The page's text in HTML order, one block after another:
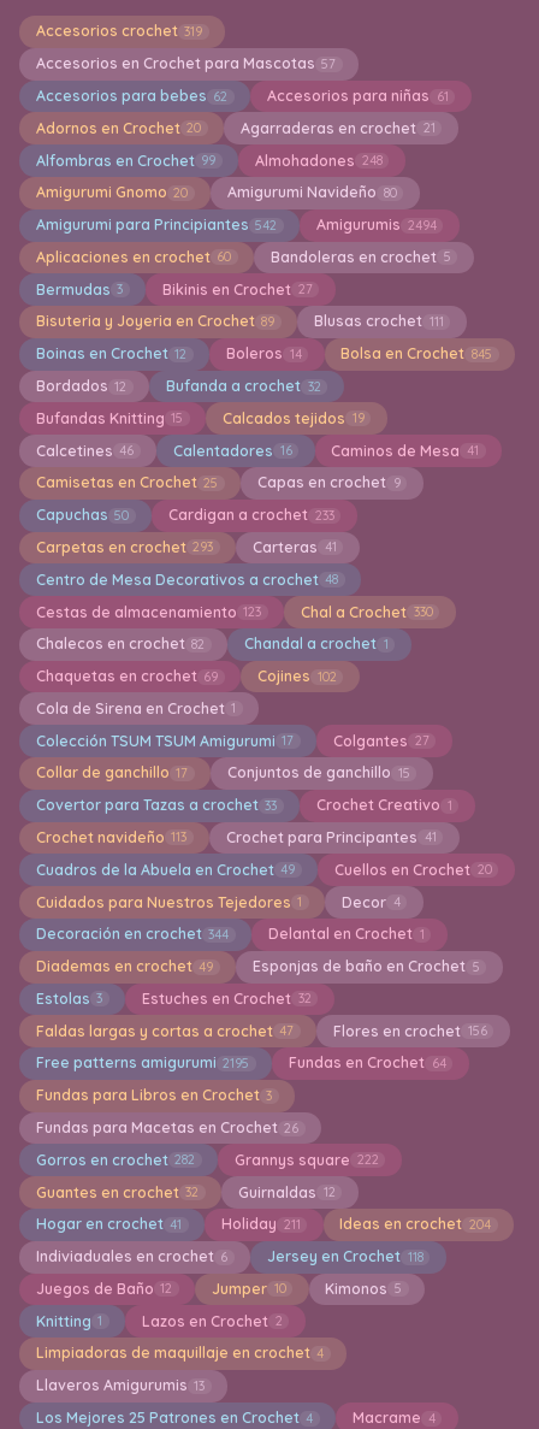
Accesorios crochet 319
Accesorios en Crochet para Mascotas 57
Accesorios para bebes 62 Accesorios para niñas 61
Adornos en Crochet 20 Agarraderas en crochet 21
Alfombras en Crochet 99 Almohadones 248
Amigurumi Gnomo 20 Amigurumi Navideño 80
Amigurumi para Principiantes 542 Amigurumis 2494
Aplicaciones en crochet 60 Bandoleras en crochet 5
Bermudas 3 Bikinis en Crochet 27
Bisuteria y Joyeria en Crochet 89 Blusas crochet 111
Boinas en Crochet 12 Boleros 14 Bolsa en Crochet 845
Bordados 12 Bufanda a crochet 32
Bufandas Knitting 15 Calcados tejidos 19
Calcetines 46 Calentadores 16 Caminos de Mesa 41
Camisetas en Crochet 25 Capas en crochet 9
Capuchas 50 Cardigan a crochet 233
Carpetas en crochet 293 Carteras 41
Centro de Mesa Decorativos a crochet 48
Cestas de almacenamiento 123 Chal a Crochet 330
Chalecos en crochet 82 Chandal a crochet 1
Chaquetas en crochet 69 Cojines 102
Cola de Sirena en Crochet 1
Colección TSUM TSUM Amigurumi 17 Colgantes 27
Collar de ganchillo 17 Conjuntos de ganchillo 15
Covertor para Tazas a crochet 33 Crochet Creativo 1
Crochet navideño 113 Crochet para Principantes 41
Cuadros de la Abuela en Crochet 49 Cuellos en Crochet 20
Cuidados para Nuestros Tejedores 1 Decor 4
Decoración en crochet 344 Delantal en Crochet 1
Diademas en crochet 49 Esponjas de baño en Crochet 5
Estolas 3 Estuches en Crochet 32
Faldas largas y cortas a crochet 47 Flores en crochet 156
Free patterns amigurumi 2195 Fundas en Crochet 64
Fundas para Libros en Crochet 3
Fundas para Macetas en Crochet 26
Gorros en crochet 282 Grannys square 222
Guantes en crochet 32 Guirnaldas 12
Hogar en crochet 41 Holiday 211 Ideas en crochet 204
Indiviaduales en crochet 6 Jersey en Crochet 118
Juegos de Baño 12 Jumper 10 Kimonos 5
Knitting 1 Lazos en Crochet 2
Limpiadoras de maquillaje en crochet 4
Llaveros Amigurumis 13
Los Mejores 25 Patrones en Crochet 4 Macrame 4